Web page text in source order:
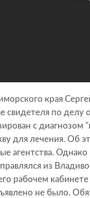
края
свидетеля по делу
с диагнозом
для лечения. Об
агентства.
из
рабочем
не было.